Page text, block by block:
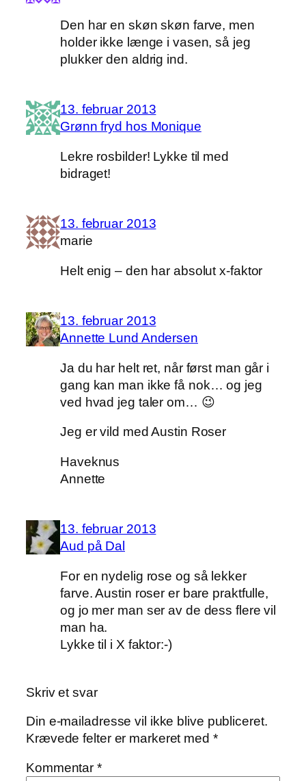
Den har en skøn skøn farve, men
holder ikke længe i vasen, så jeg
plukker den aldrig ind.
13. februar 2013
Grønn fryd hos Monique
Lekre rosbilder! Lykke til med
bidraget!
13. februar 2013
marie
Helt enig – den har absolut x-faktor
13. februar 2013
Annette Lund Andersen
Ja du har helt ret, når først man går i
gang kan man ikke få nok… og jeg
ved hvad jeg taler om… 😉
Jeg er vild med Austin Roser
Haveknus
Annette
13. februar 2013
Aud på Dal
For en nydelig rose og så lekker
farve. Austin roser er bare praktfulle,
og jo mer man ser av de dess flere vil
man ha.
Lykke til i X faktor:-)
Skriv et svar
Din e-mailadresse vil ikke blive publiceret.
Krævede felter er markeret med *
Kommentar*